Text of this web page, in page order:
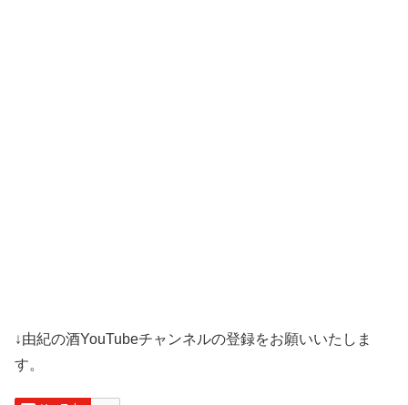
↓由紀の酒YouTubeチャンネルの登録をお願いいたしま
す。